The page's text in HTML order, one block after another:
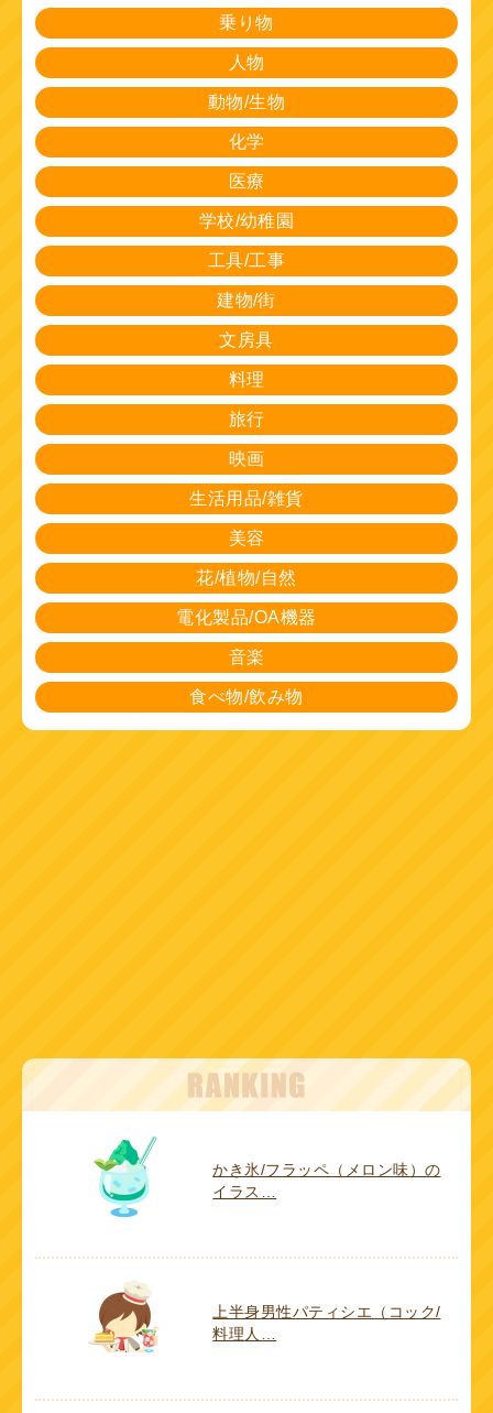
乗り物
人物
動物/生物
化学
医療
学校/幼稚園
工具/工事
建物/街
文房具
料理
旅行
映画
生活用品/雑貨
美容
花/植物/自然
電化製品/OA機器
音楽
食べ物/飲み物
かき氷/フラッペ（メロン味）の
イラス…
上半身男性パティシエ（コック/
料理人…